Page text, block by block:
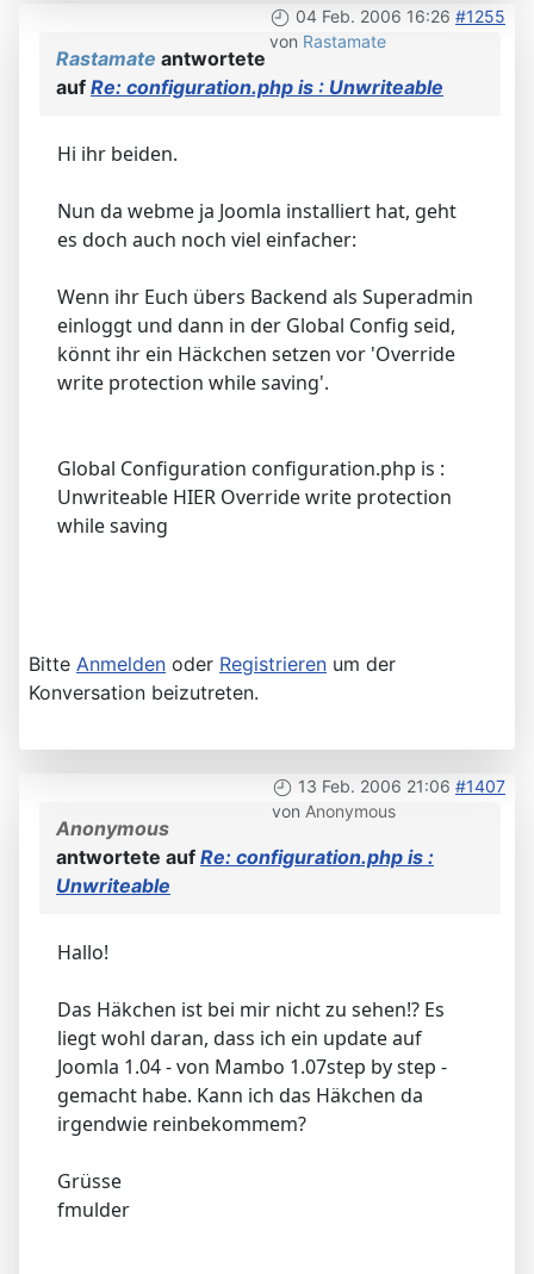
04 Feb. 2006 16:26 #1255
von Rastamate
Rastamate antwortete
auf Re: configuration.php is : Unwriteable
Hi ihr beiden.
Nun da webme ja Joomla installiert hat, geht
es doch auch noch viel einfacher:
Wenn ihr Euch übers Backend als Superadmin
einloggt und dann in der Global Config seid,
könnt ihr ein Häckchen setzen vor 'Override
write protection while saving'.
Global Configuration configuration.php is :
Unwriteable HIER Override write protection
while saving
Bitte Anmelden oder Registrieren um der
Konversation beizutreten.
13 Feb. 2006 21:06 #1407
von Anonymous
Anonymous
antwortete auf Re: configuration.php is :
Unwriteable
Hallo!
Das Häkchen ist bei mir nicht zu sehen!? Es
liegt wohl daran, dass ich ein update auf
Joomla 1.04 - von Mambo 1.07step by step -
gemacht habe. Kann ich das Häkchen da
irgendwie reinbekommem?
Grüsse
fmulder